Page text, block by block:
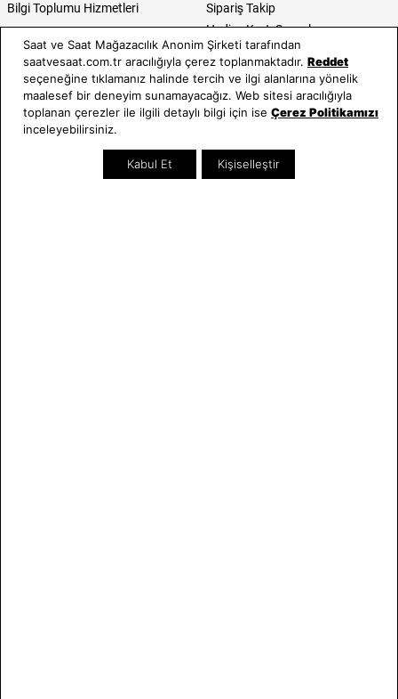
Bilgi Toplumu Hizmetleri
Sipariş Takip
Hediye Kartı Sorgula
E-Garanti ve E-Fatura
Kullanım Kılavuzları
Saat ve Saat
Hakkımızda
Kategoriler
Kadın Saat
Tüm Ürünler
Saat ve Saat Mağazacılık Anonim Şirketi tarafından
saatvesaat.com.tr aracılığıyla çerez toplanmaktadır. Reddet
seçeneğine tıklamanız halinde tercih ve ilgi alanlarına yönelik
maalesef bir deneyim sunamayacağız. Web sitesi aracılığıyla
toplanan çerezler ile ilgili detaylı bilgi için ise Çerez Politikamızı
inceleyebilirsiniz.
Kabul Et Kişiselleştir